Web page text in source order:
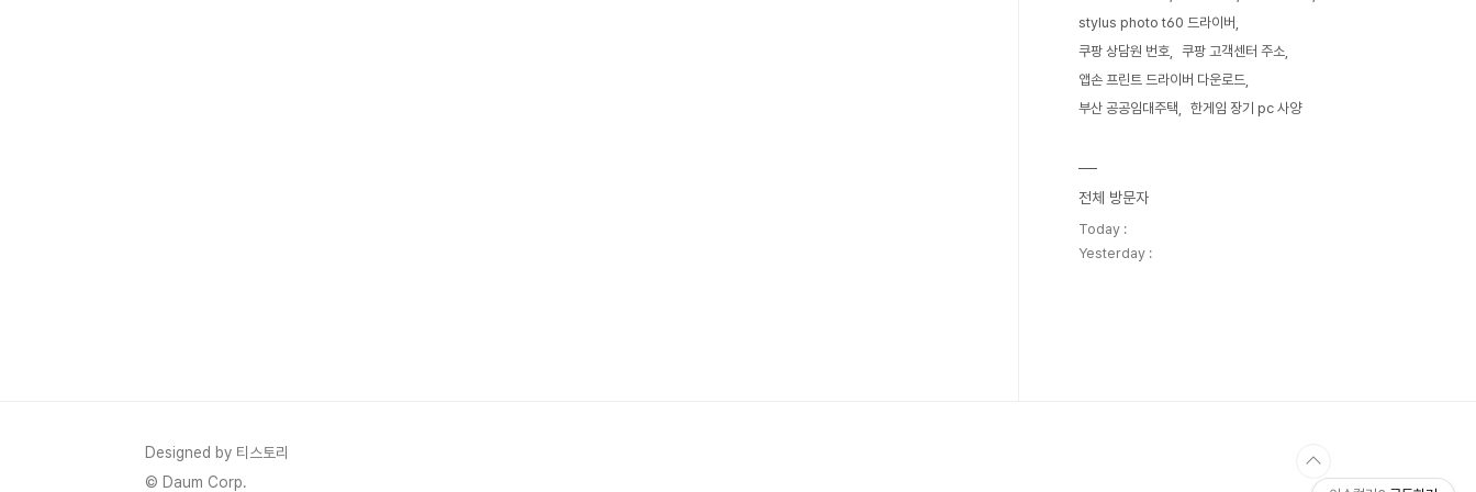
stylus photo t60 드라이버
쿠팡 상담원 번호
쿠팡 고객센터 주소
앱손 프린트 드라이버 다운로드
부산 공공임대주택
한게임 장기 pc 사양
전체 방문자
Today :
Yesterday :
Designed by 티스토리
© Daum Corp.